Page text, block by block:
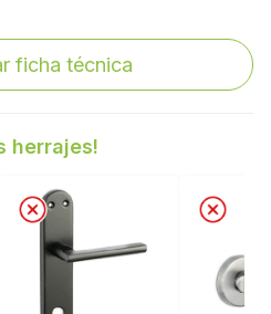
ficha técnica
herrajes!